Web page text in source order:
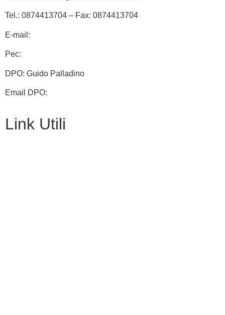
Tel.: 0874413704 – Fax: 0874413704
E-mail:
Pec:
DPO: Guido Palladino
Email DPO:
Link Utili